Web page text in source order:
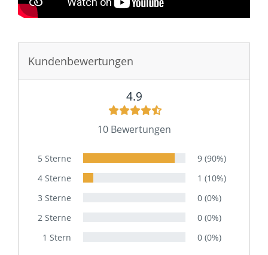
Kundenbewertungen
4.9
10 Bewertungen
5 Sterne
9 (90%)
4 Sterne
1 (10%)
3 Sterne
0 (0%)
2 Sterne
0 (0%)
1 Stern
0 (0%)